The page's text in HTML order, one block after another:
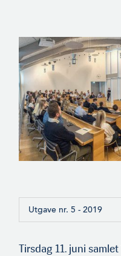
Utgave nr. 5 - 2019
Tirsdag 11. juni